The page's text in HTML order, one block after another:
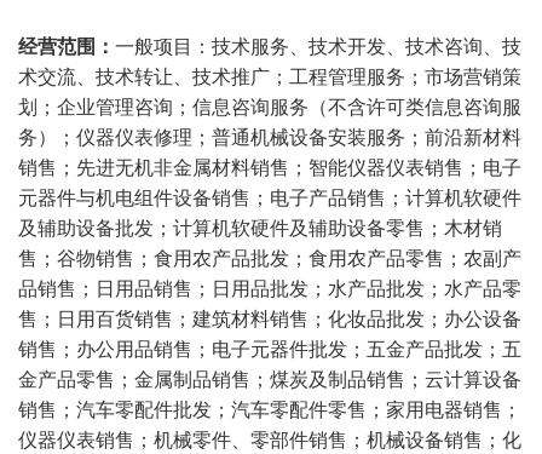
经营范围： 一般项目：技术服务、技术开发、技术咨询、技
术交流、技术转让、技术推广；工程管理服务；市场营销策
划；企业管理咨询；信息咨询服务（不含许可类信息咨询服
务）；仪器仪表修理；普通机械设备安装服务；前沿新材料
销售；先进无机非金属材料销售；智能仪器仪表销售；电子
元器件与机电组件设备销售；电子产品销售；计算机软硬件
及辅助设备批发；计算机软硬件及辅助设备零售；木材销
售；谷物销售；食用农产品批发；食用农产品零售；农副产
品销售；日用品销售；日用品批发；水产品批发；水产品零
售；日用百货销售；建筑材料销售；化妆品批发；办公设备
销售；办公用品销售；电子元器件批发；五金产品批发；五
金产品零售；金属制品销售；煤炭及制品销售；云计算设备
销售；汽车零配件批发；汽车零配件零售；家用电器销售；
仪器仪表销售；机械零件、零部件销售；机械设备销售；化